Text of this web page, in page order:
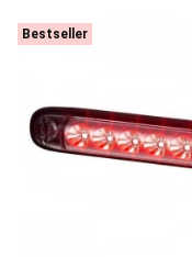
Bestseller